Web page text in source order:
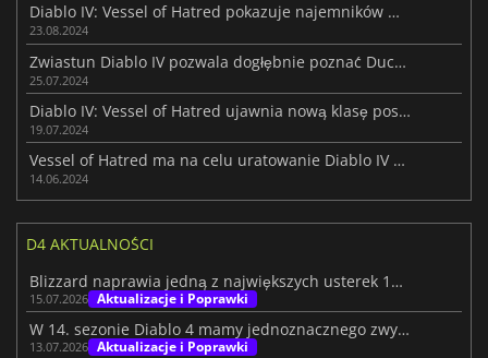
Diablo IV: Vessel of Hatred pokazuje najemników w akcji
23.08.2024
Zwiastun Diablo IV pozwala dogłębnie poznać Duchowych Strażników Spiritborn
25.07.2024
Diablo IV: Vessel of Hatred ujawnia nową klasę postaci
19.07.2024
Vessel of Hatred ma na celu uratowanie Diablo IV przed nim samym
14.06.2024
D4 AKTUALNOŚCI
Blizzard naprawia jedną z największych usterek 14. sezonu w grze Diablo 4
15.07.2026 Aktualizacje i Poprawki
W 14. sezonie Diablo 4 mamy jednoznacznego zwycięzcę – jest nim łotrzyk
13.07.2026 Aktualizacje i Poprawki